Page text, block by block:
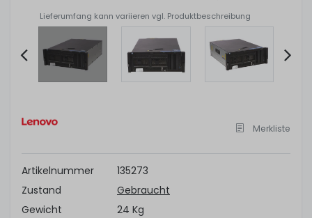
Lieferumfang kann variieren vgl. Produktbeschreibung
of
Merkliste
Artikelnummer
135273
Zustand
Gebraucht
Gewicht
24 Kg